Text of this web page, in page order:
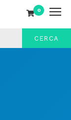
0
CERCA